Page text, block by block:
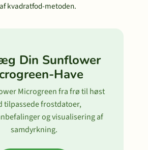
kvadratfod-metoden.
Din Sunflower
Have
Microgreen fra frø til høst
tilpassede frostdatoer,
og visualisering af
samdyrkning.